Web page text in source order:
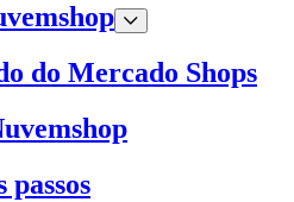
do Mercado Shops